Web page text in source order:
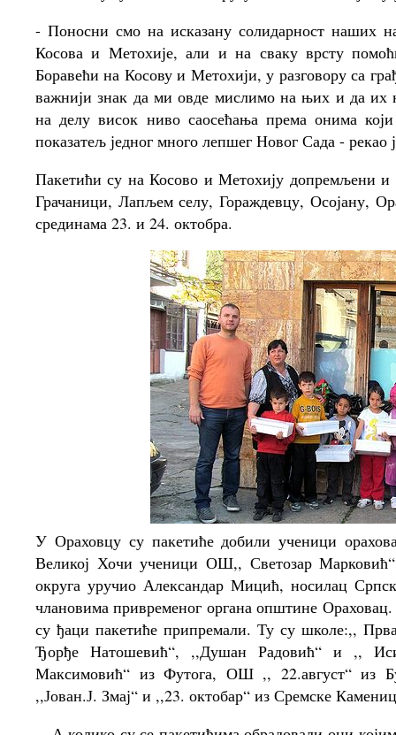
- Поносни смо на исказану солидарност наших
Косова и Метохије, али и на сваку врсту
Боравећи на Косову и Метохији, у разговору са
важнији знак да ми овде мислимо на њих и да их
на делу висок ниво саосећања према онима
показатељ једног много лепшег Новог Сада -
Пакетићи су на Косово и Метохију допремљени
Грачаници, Лапљем селу, Гораждевцу, Осојану,
срединама 23. и 24. октобра.
У Ораховцу су пакетиће добили ученици
Великој Хочи ученици ОШ,, Светозар
округа уручио Александар Мицић, носилац
члановима привременог органа општине
су ђаци пакетиће припремали. Ту су школе:,,
Ђорђе Натошевић“, ,,Душан Радовић“ и ,,
Максимовић“ из Футога, ОШ ,, 22.август“ из
,,Јован.Ј. Змај“ и ,,23. октобар“ из Сремске